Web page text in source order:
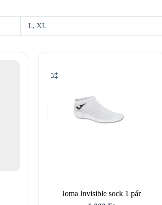
L, XL
Joma Invisible sock 1 pár